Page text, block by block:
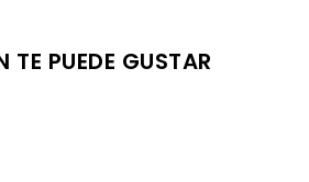
TE PUEDE GUSTAR